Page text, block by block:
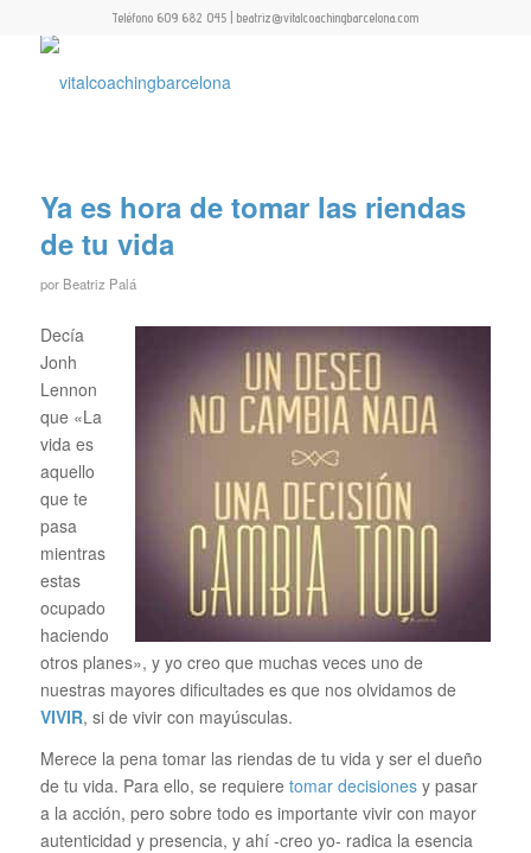
Teléfono 609 682 045 | beatriz@vitalcoachingbarcelona.com
Ya es hora de tomar las riendas
de tu vida
por Beatriz Palá
Decía
Jonh
Lennon
que «La
vida es
aquello
que te
pasa
mientras
estas
ocupado
haciendo
otros planes», y yo creo que muchas veces uno de
nuestras mayores dificultades es que nos olvidamos de
VIVIR, si de vivir con mayúsculas.
Merece la pena tomar las riendas de tu vida y ser el dueño
de tu vida. Para ello, se requiere tomar decisionesy pasar
a la acción, pero sobre todo es importante vivir con mayor
autenticidad y presencia, y ahí -creo yo- radica la esencia